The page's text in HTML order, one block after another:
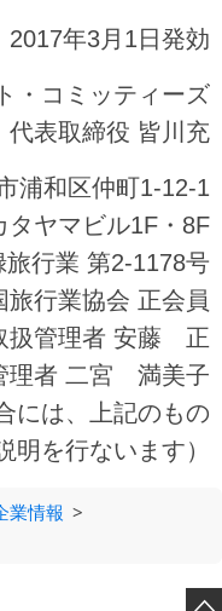
2017年3月1日発効
・コミッティーズ
代表取締役 皆川充
浦和区仲町1-12-1
タヤマビル1F・8F
行業 第2-1178号
行業協会 正会員
扱管理者 安藤 正
理者 二宮 満美子
には、上記のもの
明を行ないます）
業情報 >